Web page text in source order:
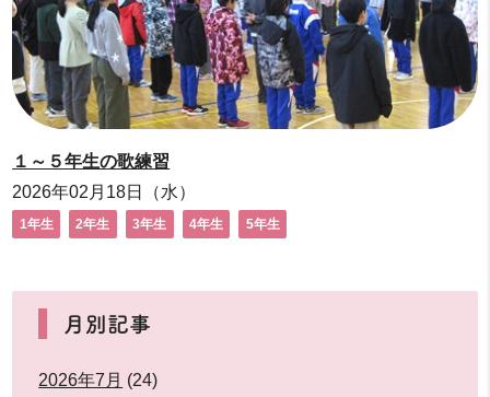
１～５年生の歌練習
2026年02月18日（水）
1年生 2年生 3年生 4年生 5年生
月別記事
2026年7月 (24)